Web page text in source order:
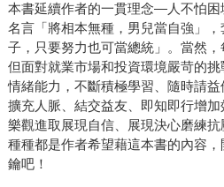
本書延續作者的一貫理念—人不怕困
名言「將相本無種，男兒當自強」
子，只要努力也可當總統」。當然，
但面對就業市場和投資環境嚴苛的
情緒能力，不斷積極學習、隨時請益
擴充人脈、結交益友、即知即行增加
樂觀進取展現自信、展現決心磨練
種種都是作者希望藉這本書的內容
鑰吧！